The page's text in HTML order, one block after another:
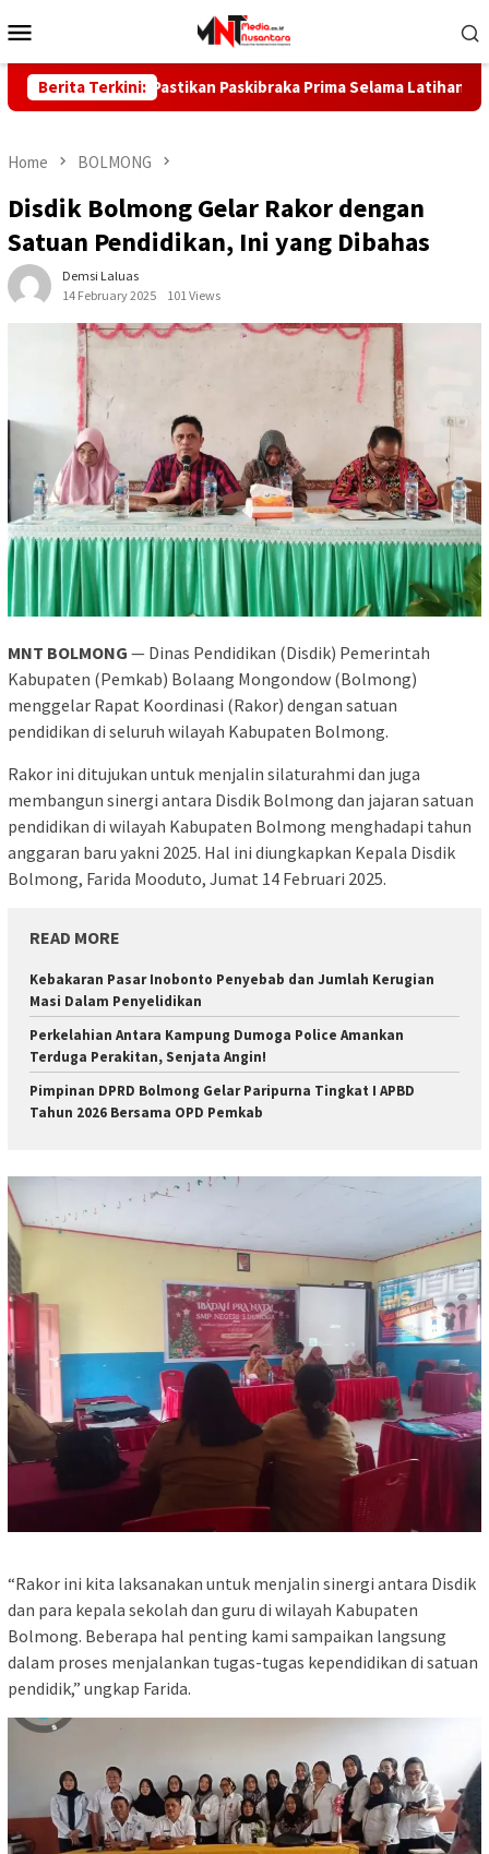
to
Menu
Berita Terkini:
Pastikan Paskibraka Prima Selama Latihan
Home BOLMONG
Disdik Bolmong Gelar Rakor dengan
Satuan Pendidikan, Ini yang Dibahas
Demsi Laluas
14 February 2025
101 Views
MNT BOLMONG — Dinas Pendidikan (Disdik) Pemerintah
Kabupaten (Pemkab) Bolaang Mongondow (Bolmong)
menggelar Rapat Koordinasi (Rakor) dengan satuan
pendidikan di seluruh wilayah Kabupaten Bolmong.
Rakor ini ditujukan untuk menjalin silaturahmi dan juga
membangun sinergi antara Disdik Bolmong dan jajaran satuan
pendidikan di wilayah Kabupaten Bolmong menghadapi tahun
anggaran baru yakni 2025. Hal ini diungkapkan Kepala Disdik
Bolmong, Farida Mooduto, Jumat 14 Februari 2025.
READ MORE
Kebakaran Pasar Inobonto Penyebab dan Jumlah Kerugian
Masi Dalam Penyelidikan
Perkelahian Antara Kampung Dumoga Police Amankan
Terduga Perakitan, Senjata Angin!
Pimpinan DPRD Bolmong Gelar Paripurna Tingkat I APBD
Tahun 2026 Bersama OPD Pemkab
“Rakor ini kita laksanakan untuk menjalin sinergi antara Disdik
dan para kepala sekolah dan guru di wilayah Kabupaten
Bolmong. Beberapa hal penting kami sampaikan langsung
dalam proses menjalankan tugas-tugas kependidikan di satuan
pendidik,” ungkap Farida.